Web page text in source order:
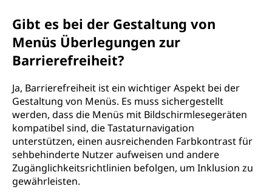
Gibt es bei der Gestaltung von
Menüs Überlegungen zur
Barrierefreiheit?
Ja, Barrierefreiheit ist ein wichtiger Aspekt bei der
Gestaltung von Menüs. Es muss sichergestellt
werden, dass die Menüs mit Bildschirmlesegeräten
kompatibel sind, die Tastaturnavigation
unterstützen, einen ausreichenden Farbkontrast für
sehbehinderte Nutzer aufweisen und andere
Zugänglichkeitsrichtlinien befolgen, um Inklusion zu
gewährleisten.